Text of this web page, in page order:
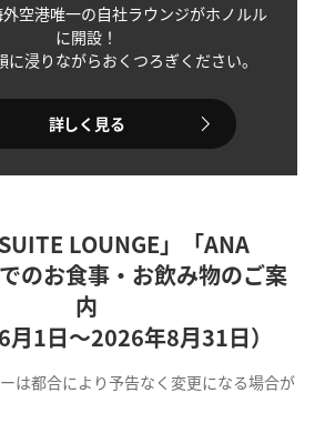
空港唯一の自社ラウンジがホノルル
に開設！
に浸りながらおくつろぎください。
詳しく見る
SUITE LOUNGE」「ANA
のお食事・お飲み物のご案
内
月1日～2026年8月31日）
は都合により予告なく変更になる場合が